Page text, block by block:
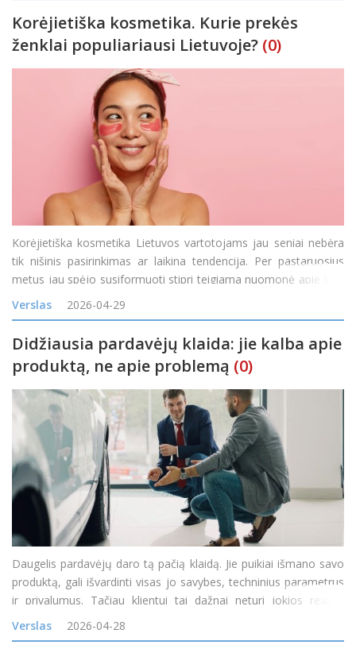
Korėjietiška kosmetika. Kurie prekės
ženklai populiariausi Lietuvoje? (0)
Korėjietiška kosmetika Lietuvos vartotojams jau seniai nebėra
tik nišinis pasirinkimas ar laikina tendencija. Per pastaruosius
metus jau spėjo susiformuoti stipri teigiama nuomonė apie šios
šalies grožio srities gamintojus, jų neginčijamą kompetenciją ir
nuolatines inovac
Verslas 2026-04-29
Didžiausia pardavėjų klaida: jie kalba apie
produktą, ne apie problemą (0)
Daugelis pardavėjų daro tą pačią klaidą. Jie puikiai išmano savo
produktą, gali išvardinti visas jo savybes, techninius parametrus
ir privalumus. Tačiau klientui tai dažnai neturi jokios realios
reikšmės. Ne todėl, kad produktas blogas. O todėl, kad kalbama
ne apie tai, kas jam
Verslas 2026-04-28